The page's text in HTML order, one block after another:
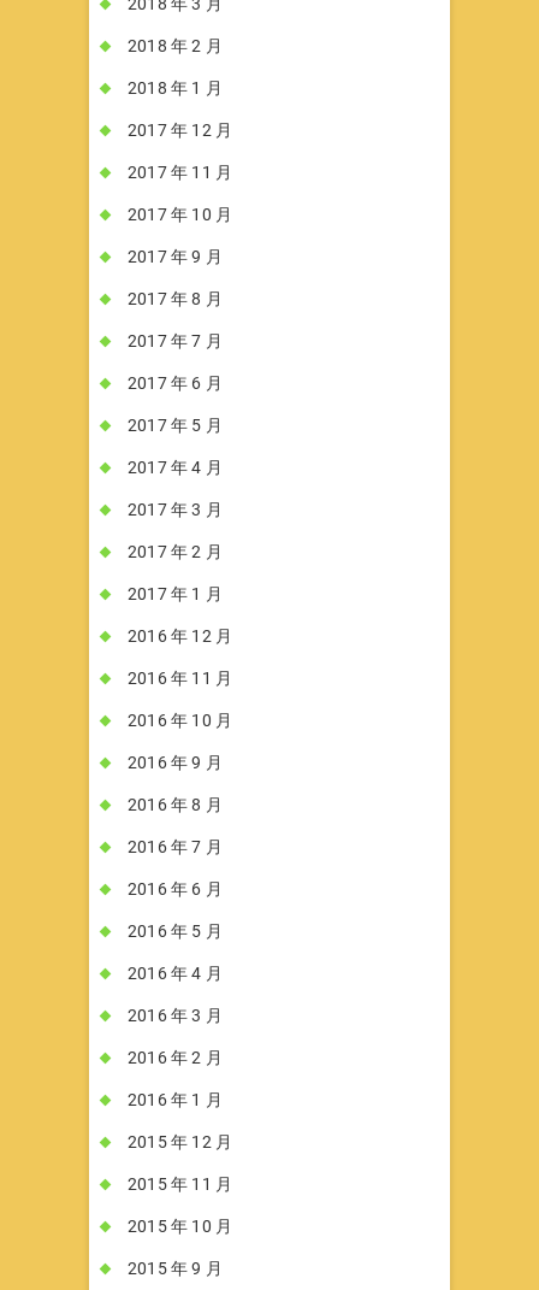
2018 年 2 月
2018 年 1 月
2017 年 12 月
2017 年 11 月
2017 年 10 月
2017 年 9 月
2017 年 8 月
2017 年 7 月
2017 年 6 月
2017 年 5 月
2017 年 4 月
2017 年 3 月
2017 年 2 月
2017 年 1 月
2016 年 12 月
2016 年 11 月
2016 年 10 月
2016 年 9 月
2016 年 8 月
2016 年 7 月
2016 年 6 月
2016 年 5 月
2016 年 4 月
2016 年 3 月
2016 年 2 月
2016 年 1 月
2015 年 12 月
2015 年 11 月
2015 年 10 月
2015 年 9 月